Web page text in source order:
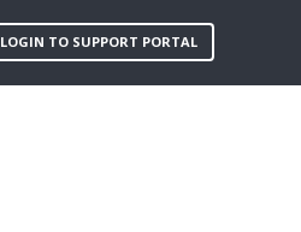
LOGIN TO SUPPORT PORTAL